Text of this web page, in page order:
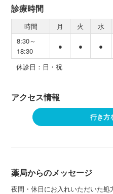
診療時間
時間 月 火 水
8:30～
18:30
● ● ●
休診日：日・祝
アクセス情報
行き方
薬局からのメッセージ
夜間・休日にお入れいただいた